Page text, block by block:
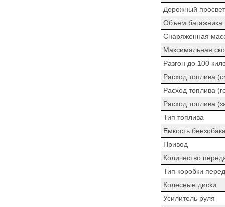
Дорожный просвет
Объем багажника
Снаряженная
Максимальная
Разгон до 100
Расход топлива
Расход топлива
Расход топлива
Тип топлива
Емкость
Привод
Количество
Тип коробки
Колесные диски
Усилитель руля